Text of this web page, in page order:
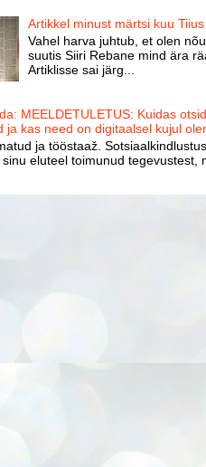
Artikkel minust märtsi kuu Tiius
Vahel harva juhtub, et olen
suutis Siiri Rebane mind ära
Artiklisse sai järg...
MEELDETULETUS: Kuidas
ja kas need on digitaalsel kujul
ja tööstaaž.
eluteel toimunud tegevustest,